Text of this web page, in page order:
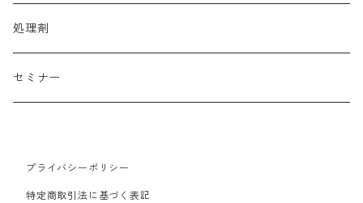
処理剤
セミナー
プライバシーポリシー
特定商取引法に基づく表記